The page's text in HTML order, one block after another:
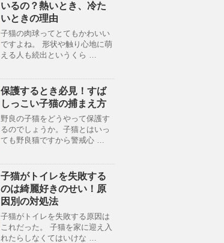
いるの？熱いとき、冷た
いときの理由
子猫の肉球ってとてもかわいい
ですよね。 形状や触り心地に萌
える人も続出というくら …
保護するとき必見！すば
しっこい子猫の捕まえ方
野良の子猫をどうやって保護す
るのでしょうか。子猫とはいっ
ても野良猫ですから警戒心 …
子猫がトイレを失敗する
のは綺麗好きのせい！原
因別の対処法
子猫がトイレを失敗する原因は
これだった。 子猫を家に迎え入
れたらしなくてはいけな …